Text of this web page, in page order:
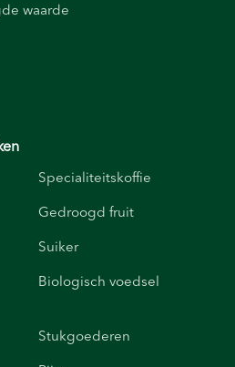
waarde
Specialiteitskoffie
Gedroogd fruit
Suiker
Biologisch voedsel
Stukgoederen